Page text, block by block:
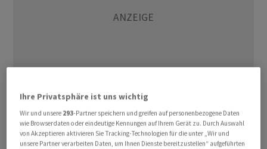
Trotz der Kursgewinne pendelt der Dax seit mehr als
zwei Wochen zwischen etwa 24.600 und 25.200 Punkten
Ihre Privatsphäre ist uns wichtig
Wir und unsere 293-Partner speichern und greifen auf personenbezogene Daten
wie Browserdaten oder eindeutige Kennungen auf Ihrem Gerät zu. Durch Auswahl
von Akzeptieren aktivieren Sie Tracking-Technologien für die unter „Wir und
unsere Partner verarbeiten Daten, um Ihnen Dienste bereitzustellen“ aufgeführten